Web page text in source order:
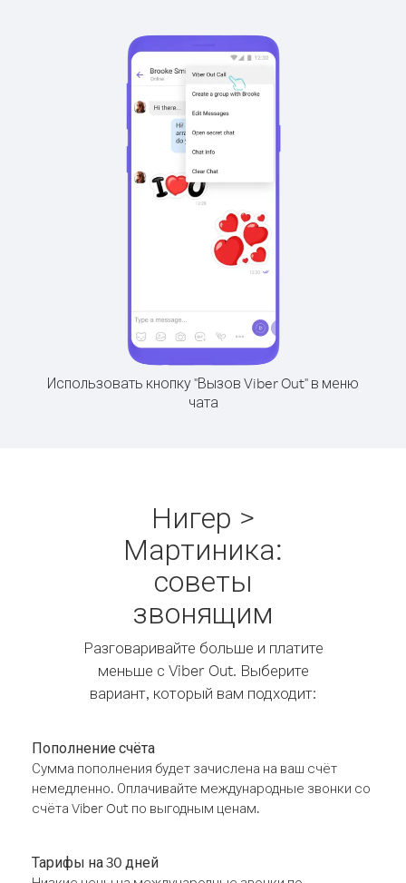
Использовать кнопку "Вызов Viber Out" в меню
чата
Нигер >
Мартиника:
советы
звонящим
Разговаривайте больше и платите
меньше с Viber Out. Выберите
вариант, который вам подходит:
Пополнение счёта
Сумма пополнения будет зачислена на ваш счёт
немедленно. Оплачивайте международные звонки со
счёта Viber Out по выгодным ценам.
Тарифы на 30 дней